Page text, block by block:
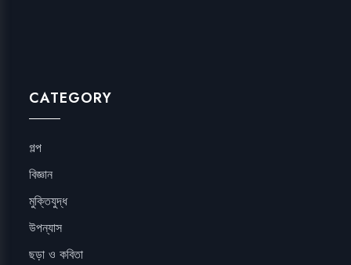
CATEGORY
গল্প
বিজ্ঞান
মুক্তিযুদ্ধ
উপন্যাস
ছড়া ও কবিতা